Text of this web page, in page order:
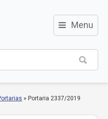
≡ Menu
» Portaria 2337/2019